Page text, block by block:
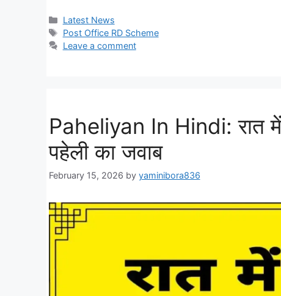
Categories
Latest News
Tags
Post Office RD Scheme
Leave a comment
Paheliyan In Hindi: रात में
पहेली का जवाब
February 15, 2026 by yaminibora836